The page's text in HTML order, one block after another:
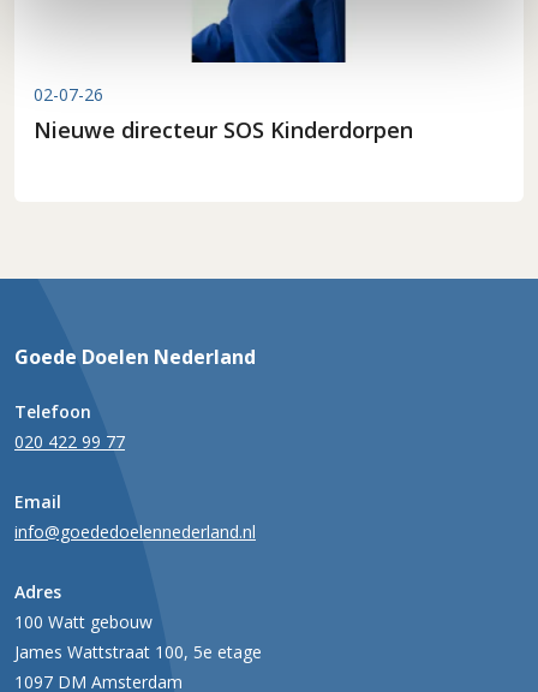
02-07-26
Nieuwe directeur SOS Kinderdorpen
Goede Doelen Nederland
Telefoon
020 422 99 77
Email
info@goededoelennederland.nl
Adres
100 Watt gebouw
James Wattstraat 100, 5e etage
1097 DM Amsterdam